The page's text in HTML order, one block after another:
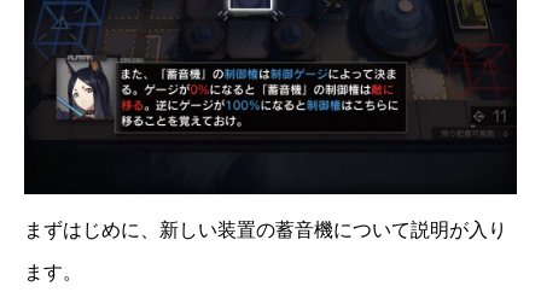
まずはじめに、新しい装置の蓄音機について説明が入り
ます。